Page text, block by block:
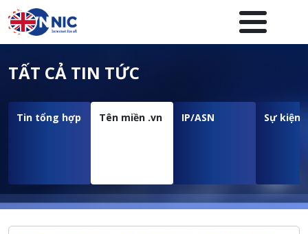
Nhảy đến nội dung
Menuheader của website
TẤT CẢ TIN TỨC
Tin tổng hợp Tên miền .vn IP/ASN Sự kiện